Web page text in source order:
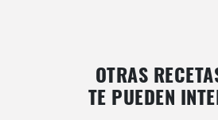
OTRAS
TE PUEDEN